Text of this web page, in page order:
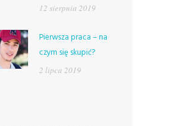
12 sierpnia 2019
Pierwsza praca – na
czym się skupić?
2 lipca 2019